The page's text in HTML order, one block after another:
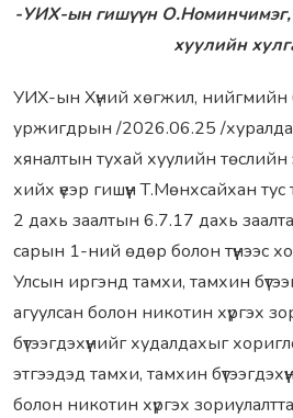
-УИХ-ын гишүүн
хуулийн
УИХ-ын Хүний хөгжил,
уржигдрын /2026.06.25 /
хяналтын тухай хуулийн төслийн
хийх үеэр гишүүн Т.Мөнхсайхан тус
2 дахь заалтын 6.7.17 дахь
сарын 1-ний өдөр болон түүнээс
Улсын иргэнд тамхи, тамхин
агуулсан болон никотин хүргэх
бүтээгдэхүүнийг худалдахыг
этгээдэд тамхи, тамхин
болон никотин хүргэх зориулалттай